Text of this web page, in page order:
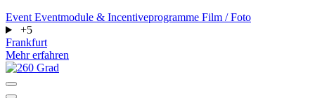
Event Eventmodule & Incentiveprogramme Film / Foto
+5
Frankfurt
Mehr erfahren